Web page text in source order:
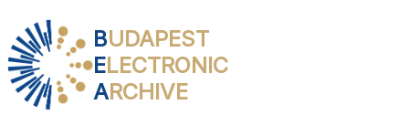
BUDAPEST
ELECTRONIC
ARCHIVE